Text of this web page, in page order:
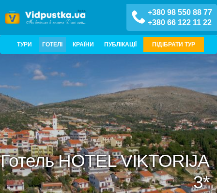
+380 98 550 88 77
+380 66 122 11 22
ТУРИ ГОТЕЛІ КРАЇНИ ПУБЛІКАЦІЇ ПІДІБРАТИ ТУР
Готель HOTEL VIKTORIJA
3*